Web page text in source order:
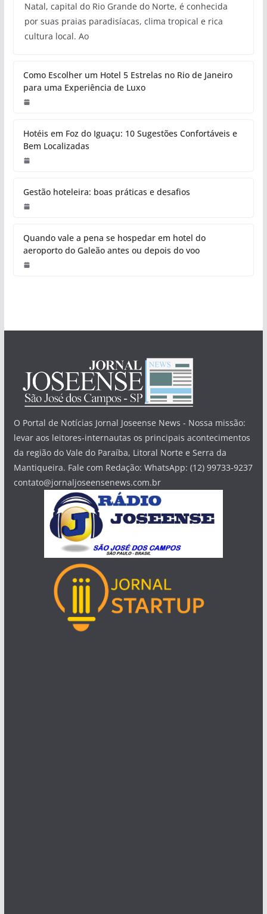
Natal, capital do Rio Grande do Norte, é conhecida
por suas praias paradisíacas, clima tropical e rica
cultura local. Ao
Como Escolher um Hotel 5 Estrelas no Rio de Janeiro
para uma Experiência de Luxo
Hotéis em Foz do Iguaçu: 10 Sugestões Confortáveis e
Bem Localizadas
Gestão hoteleira: boas práticas e desafios
Quando vale a pena se hospedar em hotel do
aeroporto do Galeão antes ou depois do voo
O Portal de Notícias Jornal Joseense News - Nossa missão:
levar aos leitores-internautas os principais acontecimentos
da região do Vale do Paraíba, Litoral Norte e Serra da
Mantiqueira. Fale com Redação: WhatsApp: (12) 99733-9237
contato@jornaljoseensenews.com.br